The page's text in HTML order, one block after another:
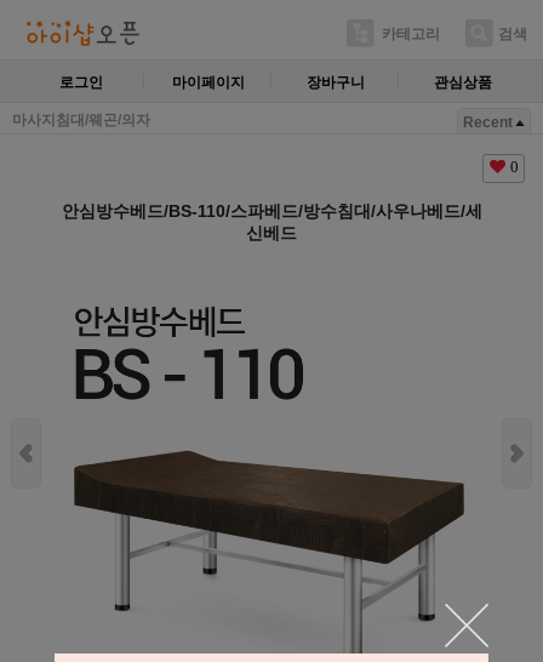
카테고리 검색
로그인 마이페이지 장바구니 관심상품
마사지침대/웨곤/의자 Recent
0
안심방수베드/BS-110/스파베드/방수침대/사우나베드/세
신베드